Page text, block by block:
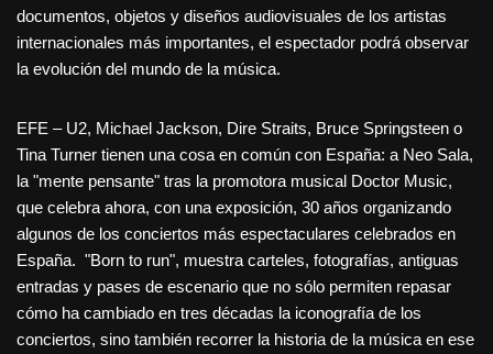
documentos, objetos y diseños audiovisuales de los artistas
internacionales más importantes, el espectador podrá observar
la evolución del mundo de la música.
EFE – U2, Michael Jackson, Dire Straits, Bruce Springsteen o
Tina Turner tienen una cosa en común con España: a Neo Sala,
la "mente pensante" tras la promotora musical Doctor Music,
que celebra ahora, con una exposición, 30 años organizando
algunos de los conciertos más espectaculares celebrados en
España. "Born to run", muestra carteles, fotografías, antiguas
entradas y pases de escenario que no sólo permiten repasar
cómo ha cambiado en tres décadas la iconografía de los
conciertos, sino también recorrer la historia de la música en ese